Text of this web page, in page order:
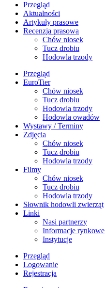
Przegląd
Aktualności
Artykuły prasowe
Recenzja prasowa
Chów niosek
Tucz drobiu
Hodowla trzody
Przegląd
EuroTier
Chów niosek
Tucz drobiu
Hodowla trzody
Hodowla owadów
Wystawy / Terminy
Zdjęcia
Chów niosek
Tucz drobiu
Hodowla trzody
Filmy
Chów niosek
Tucz drobiu
Hodowla trzody
Słownik hodowli zwierząt
Linki
Nasi partnerzy
Informacje rynkowe
Instytucje
Przegląd
Logowanie
Rejestracja